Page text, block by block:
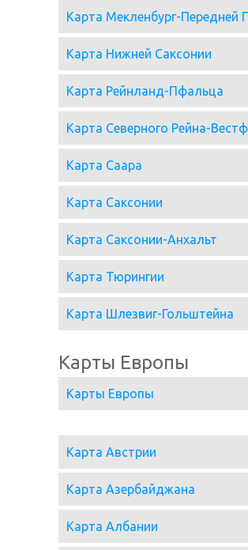
Карта Мекленбург-Передней
Карта Нижней Саксонии
Карта Рейнланд-Пфальца
Карта Северного Рейна-
Карта Саара
Карта Саксонии
Карта Саксонии-Анхальт
Карта Тюрингии
Карта Шлезвиг-Гольштейна
Карты Европы
Карты Европы
Карта Австрии
Карта Азербайджана
Карта Албании